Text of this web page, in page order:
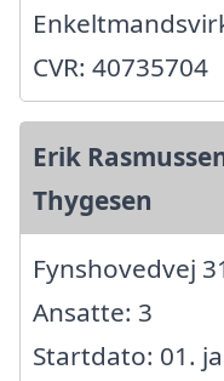
CVR: 40735704
Erik
Thygesen
Fynshovedvej
Ansatte: 3
Startdato: 01.